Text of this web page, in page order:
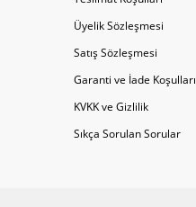
Üyelik Sözleşmesi
Satış Sözleşmesi
Garanti ve İade Koşulları
KVKK ve Gizlilik
Sıkça Sorulan Sorular